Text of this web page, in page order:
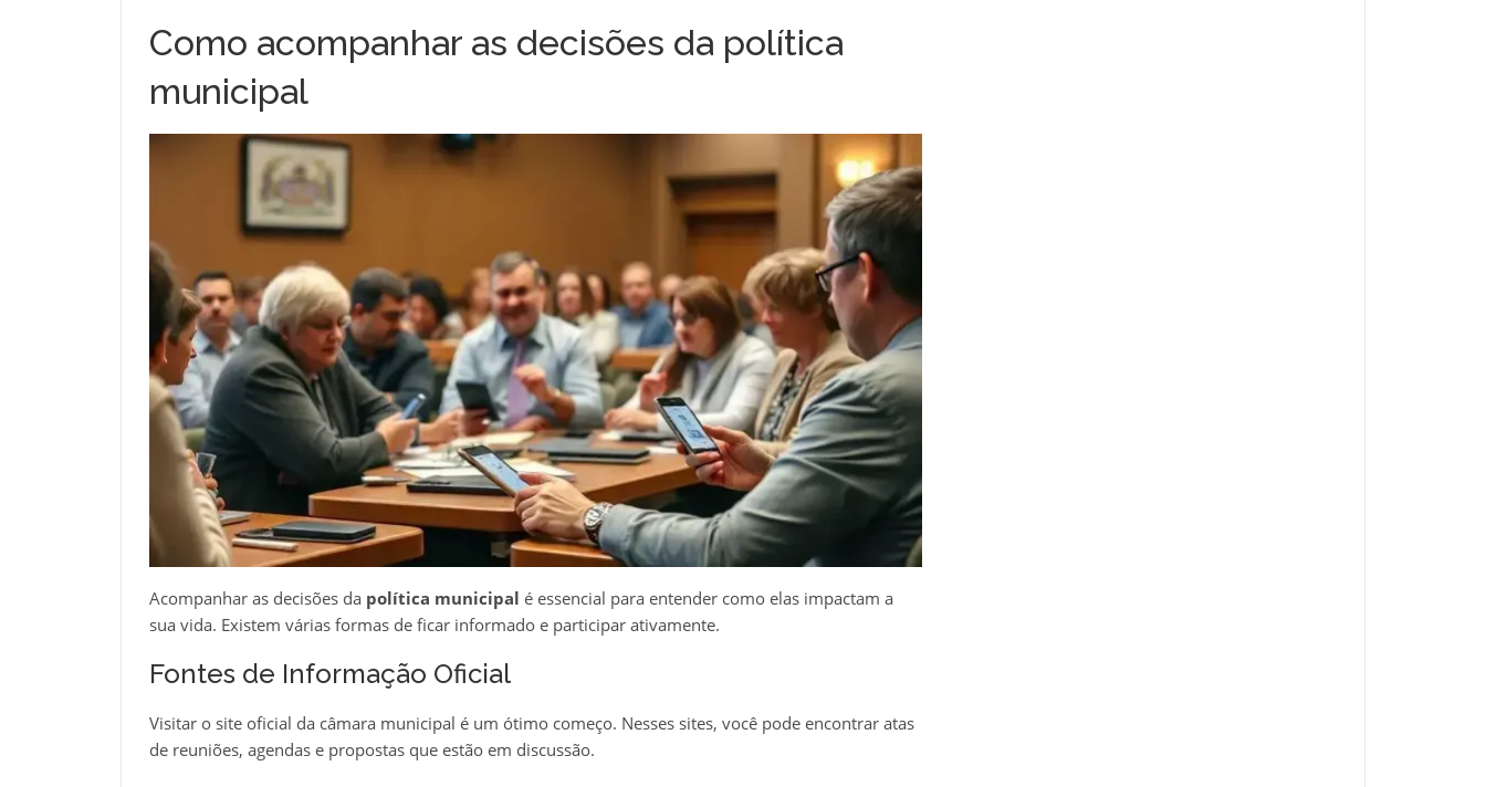
Como acompanhar as decisões da política
municipal
Acompanhar as decisões da política municipal é essencial para entender como elas impactam a
sua vida. Existem várias formas de ficar informado e participar ativamente.
Fontes de Informação Oficial
Visitar o site oficial da câmara municipal é um ótimo começo. Nesses sites, você pode encontrar atas
de reuniões, agendas e propostas que estão em discussão.